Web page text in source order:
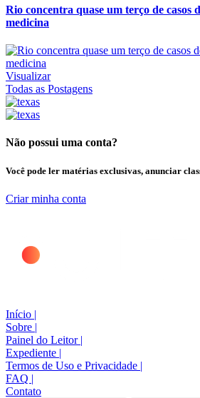
Rio concentra quase um terço de casos
medicina
Visualizar
Todas as Postagens
Não possui uma conta?
Você pode ler matérias exclusivas, anunciar
Criar minha conta
Início |
Sobre |
Painel do Leitor |
Expediente |
Termos de Uso e Privacidade |
FAQ |
Contato